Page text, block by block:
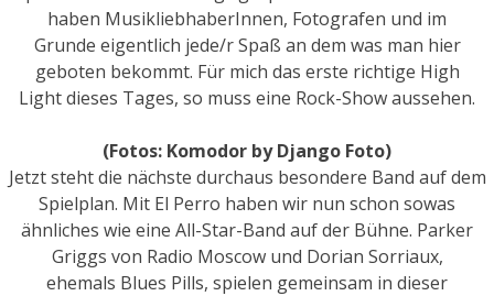
haben MusikliebhaberInnen, Fotografen und im
Grunde eigentlich jede/r Spaß an dem was man hier
geboten bekommt. Für mich das erste richtige High
Light dieses Tages, so muss eine Rock-Show aussehen.
(Fotos: Komodor by Django Foto)
Jetzt steht die nächste durchaus besondere Band auf dem
Spielplan. Mit El Perro haben wir nun schon sowas
ähnliches wie eine All-Star-Band auf der Bühne. Parker
Griggs von Radio Moscow und Dorian Sorriaux,
ehemals Blues Pills, spielen gemeinsam in dieser